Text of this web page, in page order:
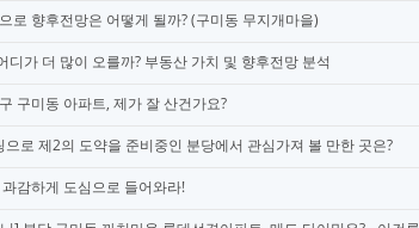
로 향후전망은 어떻게 될까? (구미동 무지개마을)
디가 더 많이 오를까? 부동산 가치 및 향후전망 분석
구미동 아파트, 제가 잘 산건가요?
로 제2의 도약을 준비중인 분당에서 관심가져 볼 만한 곳은?
감하게 도심으로 들어와라!